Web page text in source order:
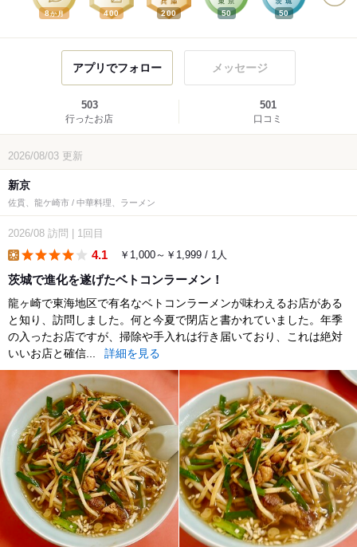
8か月 400 200 50 50
アプリでフォロー メッセージ
503
行ったお店
501
口コミ
2026/08/03 更新
新京
佐貫、龍ケ崎市 / 中華料理、ラーメン
2026/08 訪問 1回目
4.1 ￥1,000～￥1,999 / 1人
茨城で進化を遂げたベトコンラーメン！
龍ヶ崎で東海地区で有名なベトコンラーメンが味わえるお店がある
と知り、訪問しました。何と今夏で閉店と書かれていました。年季
の入ったお店ですが、掃除や手入れは行き届いており、これは絶対
いいお店と確信...
詳細を見る